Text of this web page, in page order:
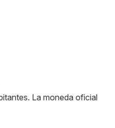
La moneda oficial